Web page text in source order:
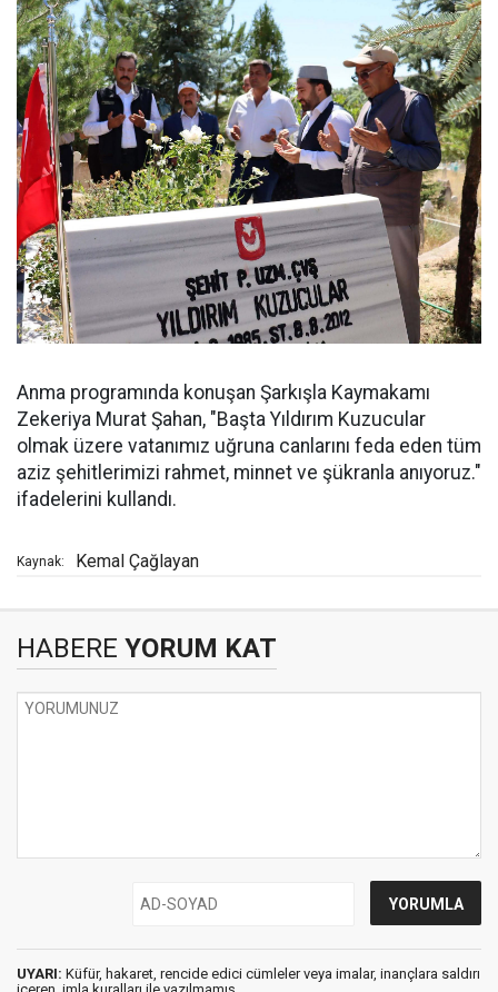
Anma programında konuşan Şarkışla Kaymakamı
Zekeriya Murat Şahan, "Başta Yıldırım Kuzucular
olmak üzere vatanımız uğruna canlarını feda eden tüm
aziz şehitlerimizi rahmet, minnet ve şükranla anıyoruz."
ifadelerini kullandı.
Kaynak: Kemal Çağlayan
HABERE YORUM KAT
UYARI: Küfür, hakaret, rencide edici cümleler veya imalar, inançlara saldırı